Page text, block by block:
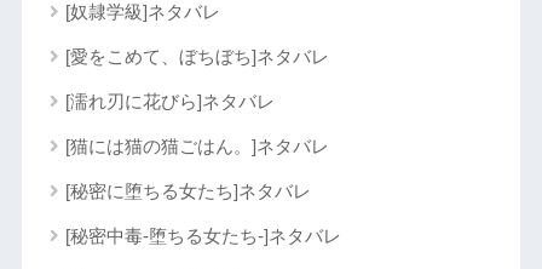
[奴隷学級]ネタバレ
[愛をこめて、ぼちぼち]ネタバレ
[濡れ刃に花びら]ネタバレ
[猫には猫の猫ごはん。]ネタバレ
[秘密に堕ちる女たち]ネタバレ
[秘密中毒-堕ちる女たち-]ネタバレ